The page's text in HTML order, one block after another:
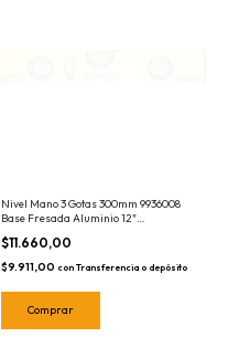
Nivel Mano 3 Gotas 300mm 9936008
Base Fresada Aluminio 12"
Crossmaster
$11.660,00
$9.911,00 con Transferencia o depósito